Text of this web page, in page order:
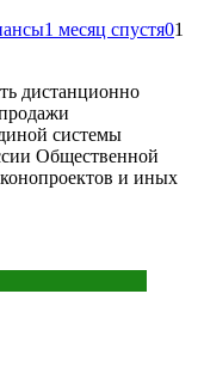
1 месяц спустя01
дистанционно
системы
Общественной
и иных